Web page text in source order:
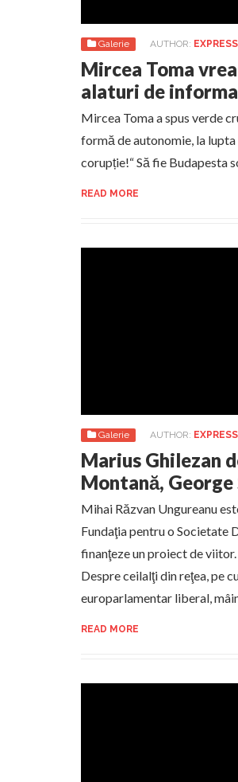
Galerie AUTHOR: EXPRESS
Mircea Toma
alaturi de
Mircea Toma a spus verde
formă de autonomie, la
corupție!“ Să fie Budapesta
READ MORE
Galerie AUTHOR: EXPRESS
Marius Ghilezan
Montană,
Mihai Răzvan Ungureanu
Fundaţia pentru o Societate
finanţeze un proiect de
Despre ceilalţi din reţea, pe
europarlamentar liberal,
READ MORE